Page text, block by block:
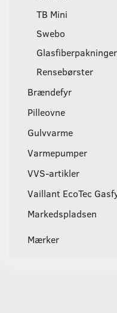
TB Mini
Swebo
Glasfiberpakninger
Rensebørster
Brændefyr
Pilleovne
Gulvvarme
Varmepumper
VVS-artikler
Vaillant EcoTec
Markedspladsen
Mærker